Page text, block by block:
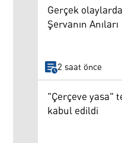
Gerçek
Şervanın Anıları
2 saat önce
"Çerçeve yasa"
kabul edildi